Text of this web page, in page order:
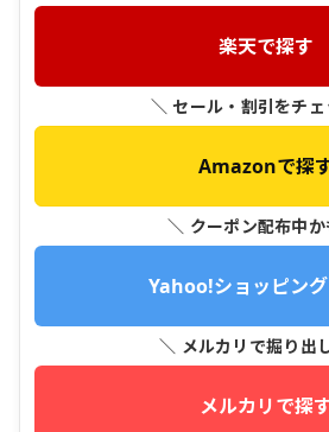
楽天で探す
＼ セール・割引をチ
Amazonで探
＼ クーポン配布中
Yahoo!ショッピン
＼ メルカリで掘り出
メルカリで探